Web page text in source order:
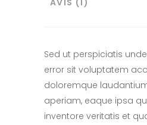
AVIS (1)
Sed ut perspiciatis
error sit voluptatem
doloremque
aperiam, eaque ipsa
inventore veritatis et